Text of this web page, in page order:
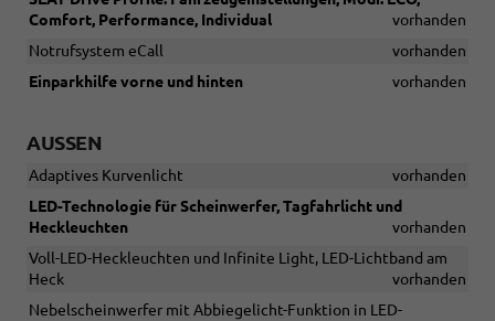
Comfort, Performance, Individual
vorhanden
Notrufsystem eCall
vorhanden
Einparkhilfe vorne und hinten
vorhanden
AUSSEN
Adaptives Kurvenlicht
vorhanden
LED-Technologie für Scheinwerfer, Tagfahrlicht und
Heckleuchten
vorhanden
Voll-LED-Heckleuchten und Infinite Light, LED-Lichtband am
Heck
vorhanden
Nebelscheinwerfer mit Abbiegelicht-Funktion in LED-